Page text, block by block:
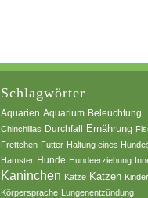
Schlagwörter
Aquarien Aquarium Beleuchtung
Chinchillas Durchfall Ernährung
Frettchen Futter Haltung eines
Hamster Hunde Hundeerziehung
Kaninchen Katze Katzen
Körpersprache Lungenentzündung